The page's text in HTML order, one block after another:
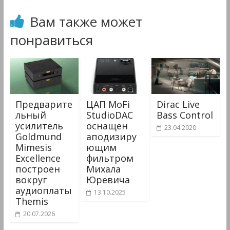
Вам также может
понравиться
Предварите
льный
усилитель
Goldmund
Mimesis
Excellence
построен
вокруг
аудиоплаты
Themis
20.07.2026
ЦАП MoFi
StudioDAC
оснащен
аподизиру
ющим
фильтром
Михала
Юревича
13.10.2025
Dirac Live
Bass Control
23.04.2020